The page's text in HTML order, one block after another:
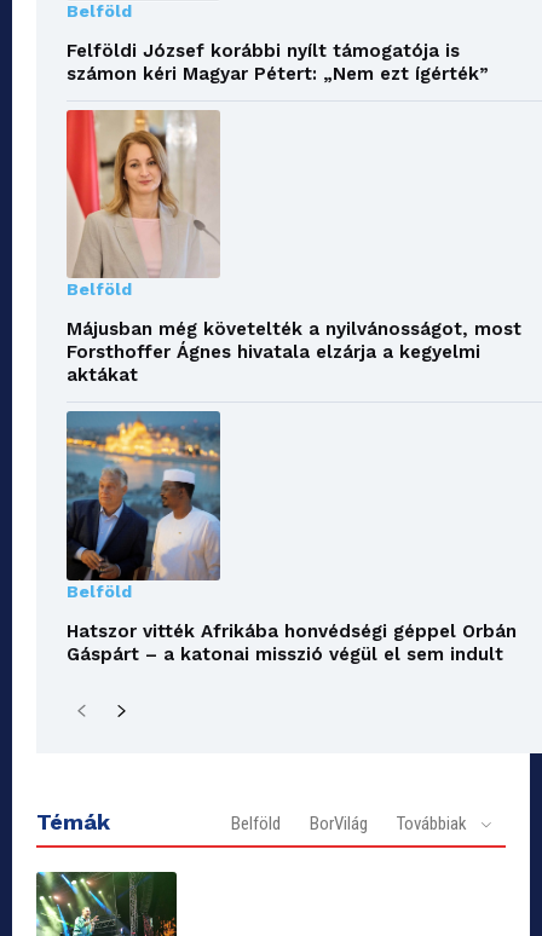
Belföld
Felföldi József korábbi nyílt támogatója is
számon kéri Magyar Pétert: „Nem ezt ígérték”
Belföld
Májusban még követelték a nyilvánosságot, most
Forsthoffer Ágnes hivatala elzárja a kegyelmi
aktákat
Belföld
Hatszor vitték Afrikába honvédségi géppel Orbán
Gáspárt – a katonai misszió végül el sem indult
Témák Belföld BorVilág Továbbiak